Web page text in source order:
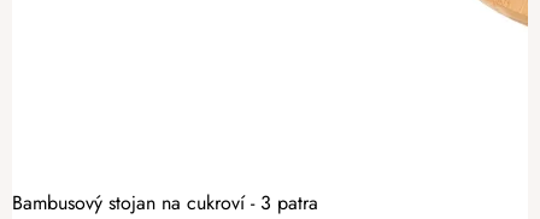
Bambusový stojan na cukroví - 3 patra